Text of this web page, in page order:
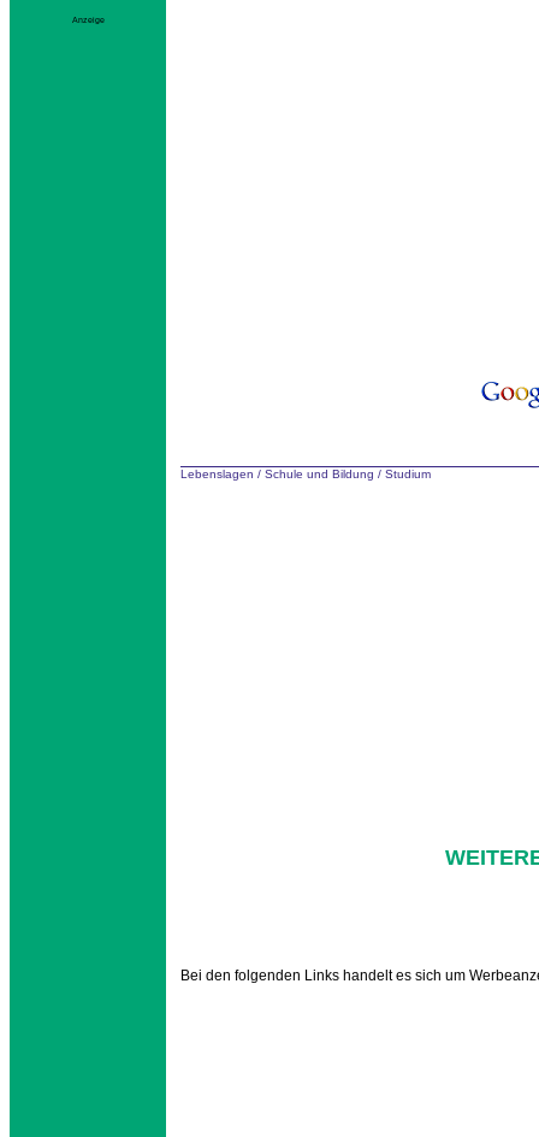
Anzeige
Lebenslagen / Schule und Bildung / Studium
Bei den folgenden Links handelt es sich um